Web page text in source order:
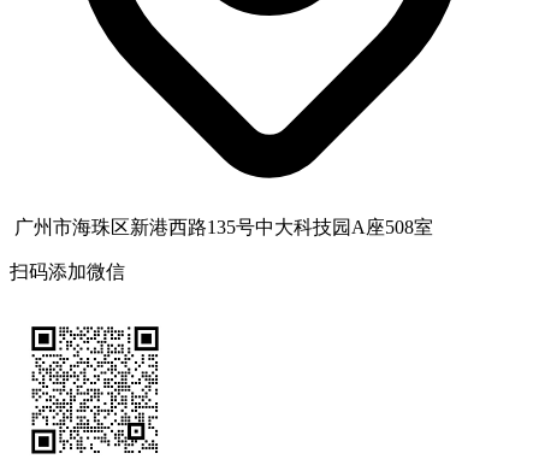
广州市海珠区新港西路135号中大科技园A座508室
扫码添加微信